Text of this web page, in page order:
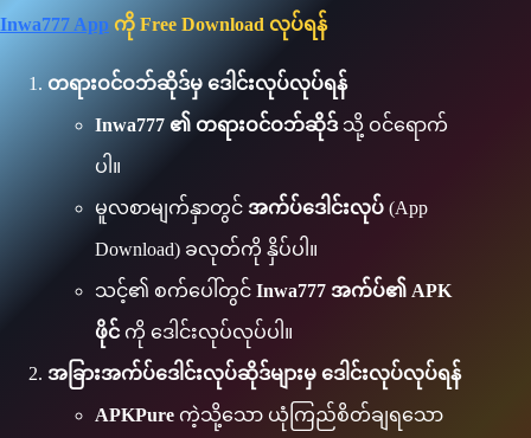
Inwa777 App ကို Free Download လုပ်ရန်
တရားဝင်ဝဘ်ဆိုဒ်မှ ဒေါင်းလုပ်လုပ်ရန်
Inwa777 ၏ တရားဝင်ဝဘ်ဆိုဒ်သို့ ဝင်ရောက်
ပါ။
မူလစာမျက်နှာတွင် အက်ပ်ဒေါင်းလုပ် (App
Download) ခလုတ်ကို နှိပ်ပါ။
သင့်၏ စက်ပေါ်တွင် Inwa777 အက်ပ်၏ APK
ဖိုင် ကို ဒေါင်းလုပ်လုပ်ပါ။
အခြားအက်ပ်ဒေါင်းလုပ်ဆိုဒ်များမှ ဒေါင်းလုပ်လုပ်ရန်
APKPure ကဲ့သို့သော ယုံကြည်စိတ်ချရသော